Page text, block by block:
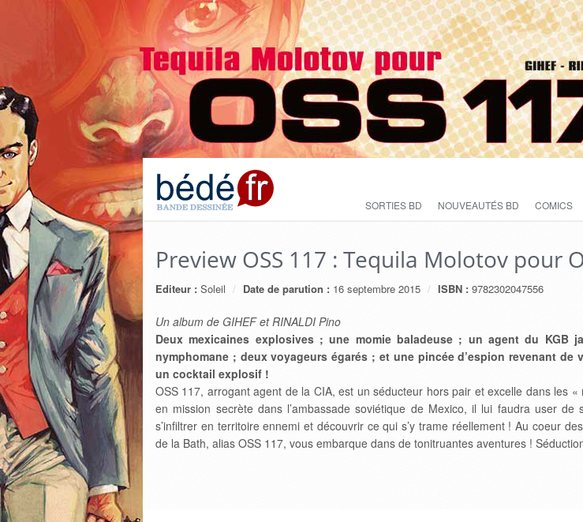
SORTIES BD NOUVEAUTÉS BD COMICS
Preview OSS 117 : Tequila Molotov pour
Editeur : Soleil Date de parution : 16 septembre 2015 ISBN : 9782302047556
Un album de GIHEF et RINALDI Pino
Deux mexicaines explosives ; une momie baladeuse ; un agent du KGB
nymphomane ; deux voyageurs égarés ; et une pincée d’espion revenant de
un cocktail explosif !
OSS 117, arrogant agent de la CIA, est un séducteur hors pair et excelle dans les
en mission secrète dans l’ambassade soviétique de Mexico, il lui faudra user de
s’infiltrer en territoire ennemi et découvrir ce qui s’y trame réellement ! Au coeur
de la Bath, alias OSS 117, vous embarque dans de tonitruantes aventures !